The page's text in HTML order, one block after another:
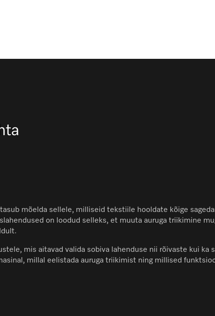
mõelda sellele, milliseid tekstiile hooldate kõige
on loodud selleks, et muuta auruga triikimine
mis aitavad valida sobiva lahenduse nii rõivaste kui
millal eelistada auruga triikimist ning millised